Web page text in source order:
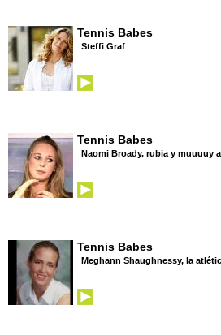
Tennis Babes
Steffi Graf
Tennis Babes
Naomi Broady. rubia y muuuuy
Tennis Babes
Meghann Shaughnessy, la